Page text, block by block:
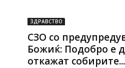
ЗДРАВСТВО
СЗО со
Божиќ: Подобро е
откажат собирите...